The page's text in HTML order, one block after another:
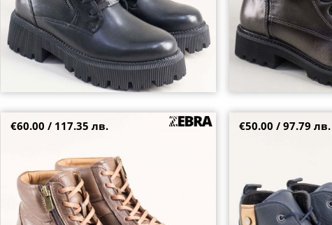
Спортни дамски боти в кафява кожа с
38 40 41
€60.00 / 117.35 лв.
Кожени дамски сини
€50.00 / 97.79 лв.